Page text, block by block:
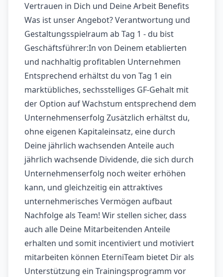
Vertrauen in Dich und Deine Arbeit Benefits
Was ist unser Angebot? Verantwortung und
Gestaltungsspielraum ab Tag 1 - du bist
Geschäftsführer:In von Deinem etablierten
und nachhaltig profitablen Unternehmen
Entsprechend erhältst du von Tag 1 ein
marktübliches, sechsstelliges GF-Gehalt mit
der Option auf Wachstum entsprechend dem
Unternehmenserfolg Zusätzlich erhältst du,
ohne eigenen Kapitaleinsatz, eine durch
Deine jährlich wachsenden Anteile auch
jährlich wachsende Dividende, die sich durch
Unternehmenserfolg noch weiter erhöhen
kann, und gleichzeitig ein attraktives
unternehmerisches Vermögen aufbaut
Nachfolge als Team! Wir stellen sicher, dass
auch alle Deine Mitarbeitenden Anteile
erhalten und somit incentiviert und motiviert
mitarbeiten können EterniTeam bietet Dir als
Unterstützung ein Trainingsprogramm vor